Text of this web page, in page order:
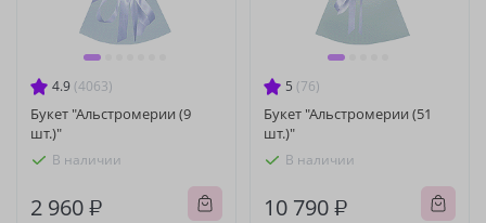
4.9 (4063)
Букет "Альстромерии (9
шт.)"
В наличии
2 960 ₽
5 (76)
Букет "Альстромерии (51
шт.)"
В наличии
10 790 ₽